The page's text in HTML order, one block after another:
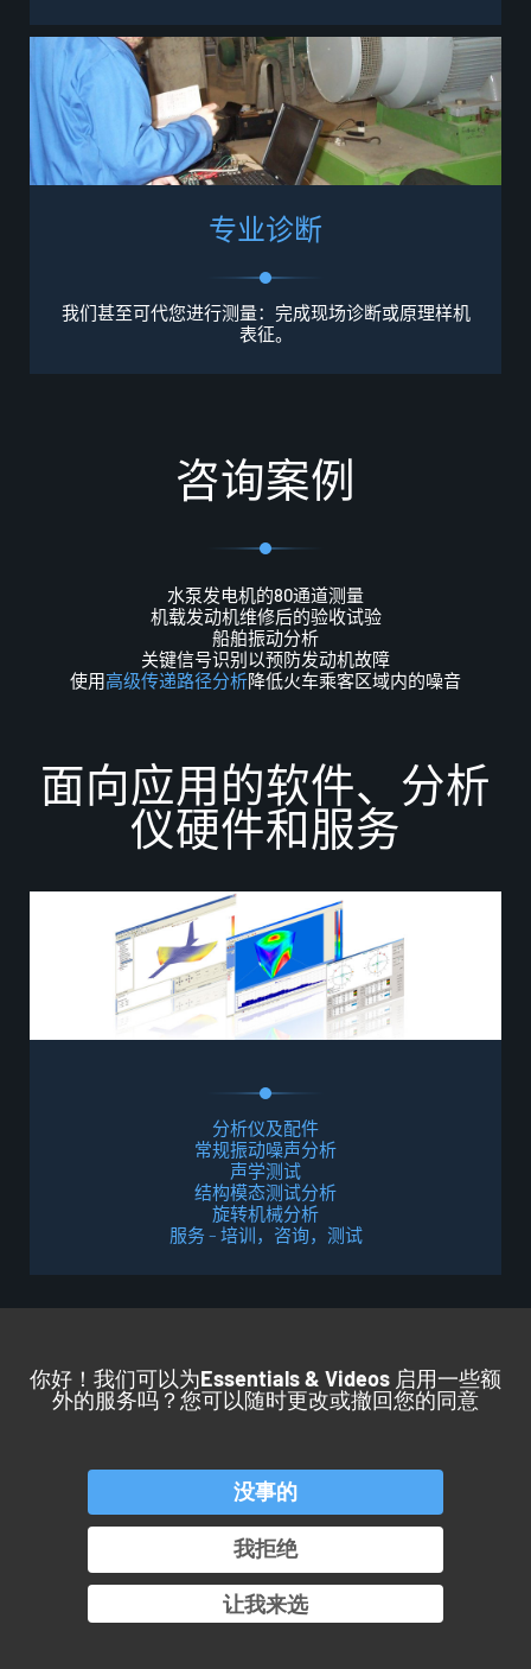
专业诊断
我们甚至可代您进行测量： 完成现场诊断或原理样机
表征。
咨询案例
水泵发电机的80通道测量
机载发动机维修后的验收试验
船舶振动分析
关键信号识别以预防发动机故障
使用高级传递路径分析降低火车乘客区域内的噪音
面向应用的软件、 分析
仪硬件和服务
分析仪及配件
常规振动噪声分析
声学测试
结构模态测试分析
旋转机械分析
服务 – 培训，咨询，测试
服务
行业
你好！我们可以为Essentials & Videos 启用一些额
外的服务吗？您可以随时更改或撤回您的同意
让我来选
我拒绝
没事的